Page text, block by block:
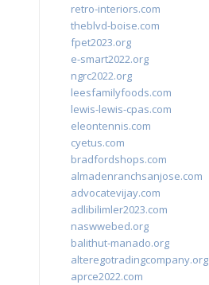
retro-interiors.com
theblvd-boise.com
fpet2023.org
e-smart2022.org
ngrc2022.org
leesfamilyfoods.com
lewis-lewis-cpas.com
eleontennis.com
cyetus.com
bradfordshops.com
almadenranchsanjose.com
advocatevijay.com
adlibilimler2023.com
naswwebed.org
balithut-manado.org
alteregotradingcompany.org
aprce2022.com